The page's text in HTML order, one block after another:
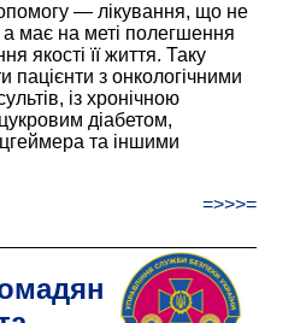
— лікування, що не
має на меті полегшення
якості її життя. Таку
пацієнти з онкологічними
із хронічною
діабетом,
та іншими
=>>>=